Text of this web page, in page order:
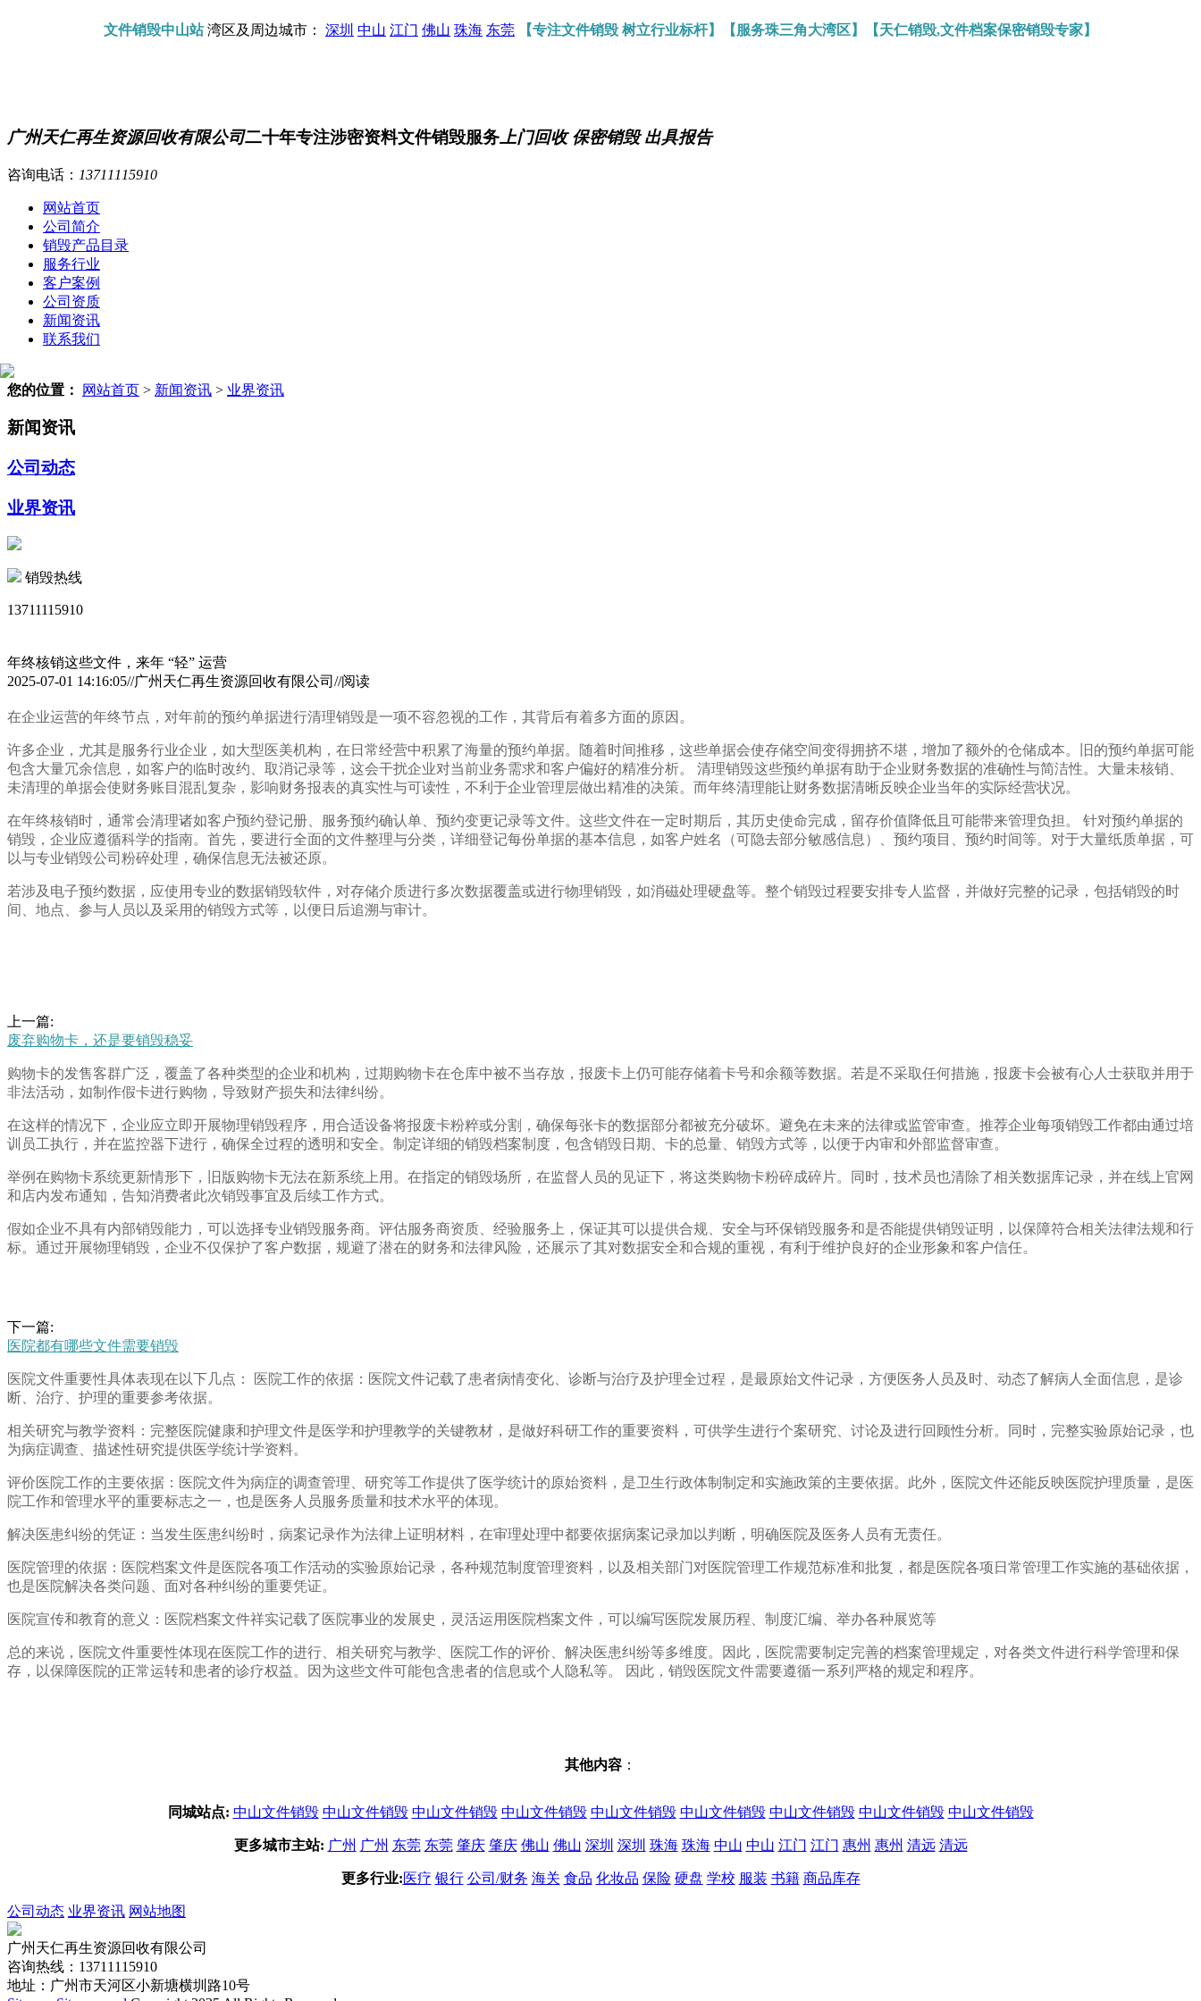
文件销毁中山站湾区及周边城市： 深圳 中山 江门 佛山 珠海 东莞 【专注文件销毁 树立行业标杆】【服务珠三角大湾区】【天仁销毁,文件档案保密销毁专家】
广州天仁再生资源回收有限公司二十年专注涉密资料文件销毁服务 上门回收 保密销毁 出具报告
咨询电话： 13711115910
网站首页
公司简介
销毁产品目录
服务行业
客户案例
公司资质
新闻资讯
联系我们
您的位置： 网站首页 > 新闻资讯 > 业界资讯
新闻资讯
公司动态
业界资讯
销毁热线
13711115910
年终核销这些文件，来年 “轻” 运营
2025-07-01 14:16:05//广州天仁再生资源回收有限公司//阅读
在企业运营的年终节点，对年前的预约单据进行清理销毁是一项不容忽视的工作，其背后有着多方面的原因。
许多企业，尤其是服务行业企业，如大型医美机构，在日常经营中积累了海量的预约单据。随着时间推移，这些单据会使存储空间变得拥挤不堪，增加了额外的仓储成本。旧的预约单据可能
包含大量冗余信息，如客户的临时改约、取消记录等，这会干扰企业对当前业务需求和客户偏好的精准分析。 清理销毁这些预约单据有助于企业财务数据的准确性与简洁性。大量未核销、
未清理的单据会使财务账目混乱复杂，影响财务报表的真实性与可读性，不利于企业管理层做出精准的决策。而年终清理能让财务数据清晰反映企业当年的实际经营状况。
在年终核销时，通常会清理诸如客户预约登记册、服务预约确认单、预约变更记录等文件。这些文件在一定时期后，其历史使命完成，留存价值降低且可能带来管理负担。 针对预约单据的
销毁，企业应遵循科学的指南。首先，要进行全面的文件整理与分类，详细登记每份单据的基本信息，如客户姓名（可隐去部分敏感信息）、预约项目、预约时间等。对于大量纸质单据，可
以与专业销毁公司粉碎处理，确保信息无法被还原。
若涉及电子预约数据，应使用专业的数据销毁软件，对存储介质进行多次数据覆盖或进行物理销毁，如消磁处理硬盘等。整个销毁过程要安排专人监督，并做好完整的记录，包括销毁的时
间、地点、参与人员以及采用的销毁方式等，以便日后追溯与审计。
上一篇:
废弃购物卡，还是要销毁稳妥
购物卡的发售客群广泛，覆盖了各种类型的企业和机构，过期购物卡在仓库中被不当存放，报废卡上仍可能存储着卡号和余额等数据。若是不采取任何措施，报废卡会被有心人士获取并用于
非法活动，如制作假卡进行购物，导致财产损失和法律纠纷。
在这样的情况下，企业应立即开展物理销毁程序，用合适设备将报废卡粉粹或分割，确保每张卡的数据部分都被充分破坏。避免在未来的法律或监管审查。推荐企业每项销毁工作都由通过培
训员工执行，并在监控器下进行，确保全过程的透明和安全。制定详细的销毁档案制度，包含销毁日期、卡的总量、销毁方式等，以便于内审和外部监督审查。
举例在购物卡系统更新情形下，旧版购物卡无法在新系统上用。在指定的销毁场所，在监督人员的见证下，将这类购物卡粉碎成碎片。同时，技术员也清除了相关数据库记录，并在线上官网
和店内发布通知，告知消费者此次销毁事宜及后续工作方式。
假如企业不具有内部销毁能力，可以选择专业销毁服务商。评估服务商资质、经验服务上，保证其可以提供合规、安全与环保销毁服务和是否能提供销毁证明，以保障符合相关法律法规和行
标。通过开展物理销毁，企业不仅保护了客户数据，规避了潜在的财务和法律风险，还展示了其对数据安全和合规的重视，有利于维护良好的企业形象和客户信任。
下一篇:
医院都有哪些文件需要销毁
医院文件重要性具体表现在以下几点： 医院工作的依据：医院文件记载了患者病情变化、诊断与治疗及护理全过程，是最原始文件记录，方便医务人员及时、动态了解病人全面信息，是诊
断、治疗、护理的重要参考依据。
相关研究与教学资料：完整医院健康和护理文件是医学和护理教学的关键教材，是做好科研工作的重要资料，可供学生进行个案研究、讨论及进行回顾性分析。同时，完整实验原始记录，也
为病症调查、描述性研究提供医学统计学资料。
评价医院工作的主要依据：医院文件为病症的调查管理、研究等工作提供了医学统计的原始资料，是卫生行政体制制定和实施政策的主要依据。此外，医院文件还能反映医院护理质量，是医
院工作和管理水平的重要标志之一，也是医务人员服务质量和技术水平的体现。
解决医患纠纷的凭证：当发生医患纠纷时，病案记录作为法律上证明材料，在审理处理中都要依据病案记录加以判断，明确医院及医务人员有无责任。
医院管理的依据：医院档案文件是医院各项工作活动的实验原始记录，各种规范制度管理资料，以及相关部门对医院管理工作规范标准和批复，都是医院各项日常管理工作实施的基础依据，
也是医院解决各类问题、面对各种纠纷的重要凭证。
医院宣传和教育的意义：医院档案文件祥实记载了医院事业的发展史，灵活运用医院档案文件，可以编写医院发展历程、制度汇编、举办各种展览等
总的来说，医院文件重要性体现在医院工作的进行、相关研究与教学、医院工作的评价、解决医患纠纷等多维度。因此，医院需要制定完善的档案管理规定，对各类文件进行科学管理和保
存，以保障医院的正常运转和患者的诊疗权益。因为这些文件可能包含患者的信息或个人隐私等。 因此，销毁医院文件需要遵循一系列严格的规定和程序。
其他内容 ：
同城站点: 中山文件销毁 中山文件销毁 中山文件销毁 中山文件销毁 中山文件销毁 中山文件销毁 中山文件销毁 中山文件销毁 中山文件销毁
更多城市主站: 广州 广州 东莞 东莞 肇庆 肇庆 佛山 佛山 深圳 深圳 珠海 珠海 中山 中山 江门 江门 惠州 惠州 清远 清远
更多行业:医疗 银行 公司/财务 海关 食品 化妆品 保险 硬盘 学校 服装 书籍 商品库存
公司动态 业界资讯 网站地图
广州天仁再生资源回收有限公司
咨询热线：13711115910
地址：广州市天河区小新塘横圳路10号